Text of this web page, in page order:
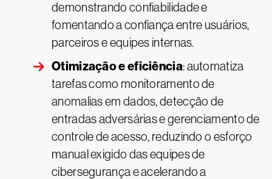
demonstrando confiabilidade e
fomentando a confiança entre usuários,
parceiros e equipes internas.
Otimização e eficiência: automatiza
tarefas como monitoramento de
anomalias em dados, detecção de
entradas adversárias e gerenciamento de
controle de acesso, reduzindo o esforço
manual exigido das equipes de
cibersegurança e acelerando a